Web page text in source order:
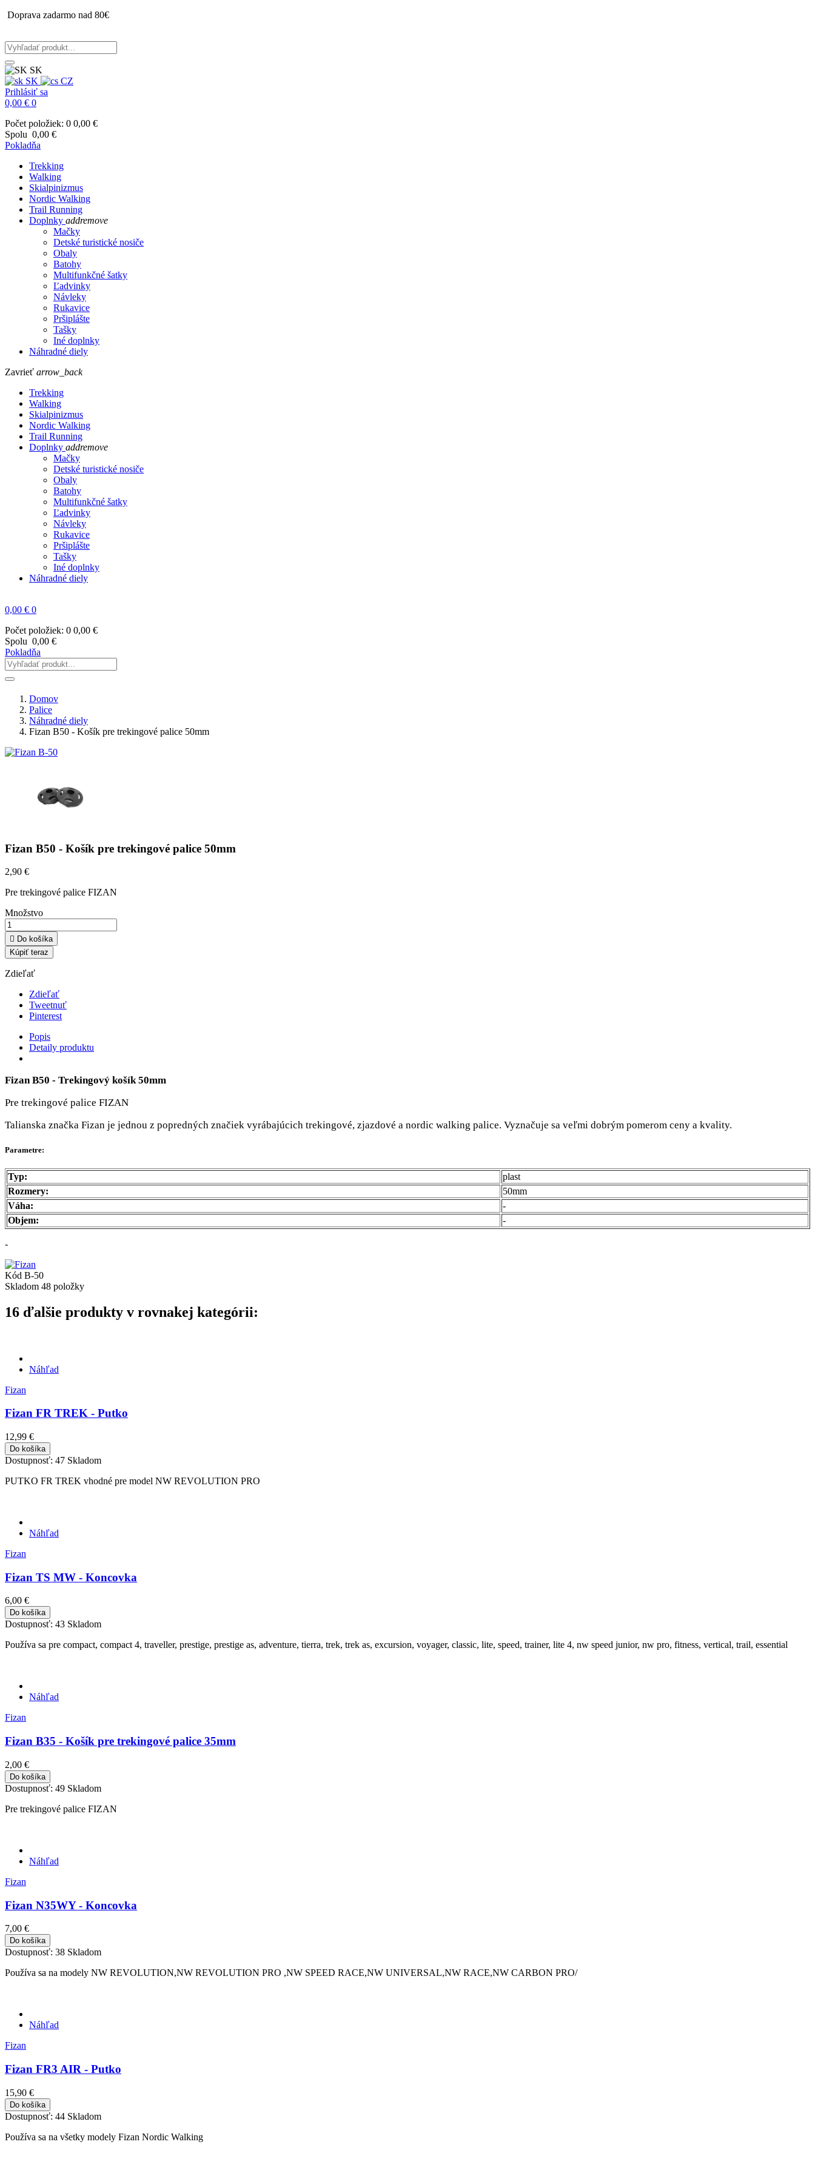
Doprava zadarmo nad 80€
SK
SK
CZ
Prihlásiť sa
0,00 € 0
Počet položiek: 0 0,00 €
Spolu 0,00 €
Pokladňa
Trekking
Walking
Skialpinizmus
Nordic Walking
Trail Running
Doplnky addremove
Mačky
Detské turistické nosiče
Obaly
Batohy
Multifunkčné šatky
Ľadvinky
Návleky
Rukavice
Pršiplášte
Tašky
Iné doplnky
Náhradné diely
Zavrieť arrow_back
Trekking
Walking
Skialpinizmus
Nordic Walking
Trail Running
Doplnky addremove
Mačky
Detské turistické nosiče
Obaly
Batohy
Multifunkčné šatky
Ľadvinky
Návleky
Rukavice
Pršiplášte
Tašky
Iné doplnky
Náhradné diely
0,00 € 0
Počet položiek: 0 0,00 €
Spolu 0,00 €
Pokladňa
Domov
Palice
Náhradné diely
Fizan B50 - Košík pre trekingové palice 50mm
Fizan B50 - Košík pre trekingové palice 50mm
2,90 €
Pre trekingové palice FIZAN
Množstvo
 Do košíka
Kúpiť teraz
Zdieľať
Zdieľať
Tweetnuť
Pinterest
Popis
Detaily produktu
Fizan B50 - Trekingový košík 50mm
Pre trekingové palice FIZAN
Talianska značka Fizan je jednou z popredných značiek vyrábajúcich trekingové, zjazdové a nordic walking palice. Vyznačuje sa veľmi dobrým pomerom ceny a kvality.
Parametre:
Typ:
plast
Rozmery:
50mm
Váha:
-
Objem:
-
-
Kód B-50
Skladom 48 položky
16 ďalšie produkty v rovnakej kategórii:
Náhľad
Fizan
Fizan FR TREK - Putko
12,99 €
Do košíka
Dostupnosť: 47 Skladom
PUTKO FR TREK vhodné pre model NW REVOLUTION PRO
Náhľad
Fizan
Fizan TS MW - Koncovka
6,00 €
Do košíka
Dostupnosť: 43 Skladom
Používa sa pre compact, compact 4, traveller, prestige, prestige as, adventure, tierra, trek, trek as, excursion, voyager, classic, lite, speed, trainer, lite 4, nw speed junior, nw pro, fitness, vertical, trail, essential
Náhľad
Fizan
Fizan B35 - Košík pre trekingové palice 35mm
2,00 €
Do košíka
Dostupnosť: 49 Skladom
Pre trekingové palice FIZAN
Náhľad
Fizan
Fizan N35WY - Koncovka
7,00 €
Do košíka
Dostupnosť: 38 Skladom
Používa sa na modely NW REVOLUTION,NW REVOLUTION PRO ,NW SPEED RACE,NW UNIVERSAL,NW RACE,NW CARBON PRO/
Náhľad
Fizan
Fizan FR3 AIR - Putko
15,90 €
Do košíka
Dostupnosť: 44 Skladom
Používa sa na všetky modely Fizan Nordic Walking